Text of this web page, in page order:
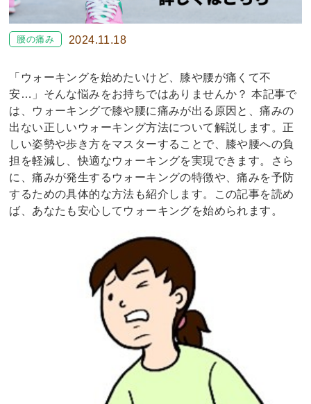
腰の痛み 2024.11.18
「ウォーキングを始めたいけど、膝や腰が痛くて不
安…」そんな悩みをお持ちではありませんか？ 本記事で
は、ウォーキングで膝や腰に痛みが出る原因と、痛みの
出ない正しいウォーキング方法について解説します。正
しい姿勢や歩き方をマスターすることで、膝や腰への負
担を軽減し、快適なウォーキングを実現できます。さら
に、痛みが発生するウォーキングの特徴や、痛みを予防
するための具体的な方法も紹介します。この記事を読め
ば、あなたも安心してウォーキングを始められます。